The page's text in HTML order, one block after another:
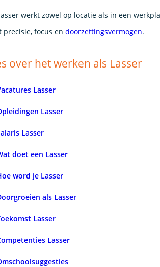
werkt zowel op locatie als in een
precisie, focus endoorzettingsvermogen.
over het werken als Lasser
Lasser
Lasser
Lasser
doet een Lasser
word je Lasser
als Lasser
Lasser
Lasser